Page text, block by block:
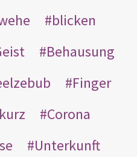
blicken
Behausung
Finger
kurz
Corona
Unterkunft